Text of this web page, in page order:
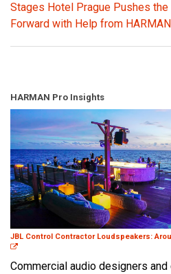
Stages Hotel Prague Pushes
Forward with Help from
HARMAN Pro Insights
JBL Control Contractor Loudspeakers:
Commercial audio designers